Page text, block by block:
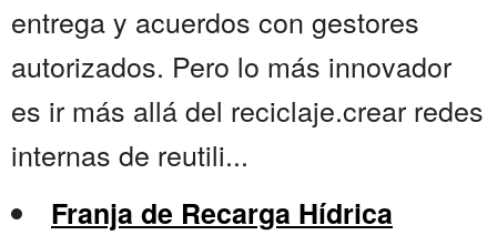
entrega y acuerdos con gestores
autorizados. Pero lo más innovador
es ir más allá del reciclaje.crear redes
internas de reutili...
Franja de Recarga Hídrica